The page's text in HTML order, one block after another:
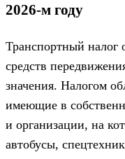
2026-м году
Транспортный налог
средств
значения. Налогом
имеющие в
и организации, на
автобусы,